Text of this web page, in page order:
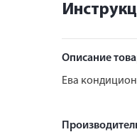
Описание
Ева